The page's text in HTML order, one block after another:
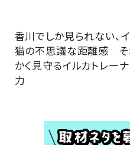
香川でしか見られない、
猫の不思議な距離感 そ
かく見守るイルカトレー
力